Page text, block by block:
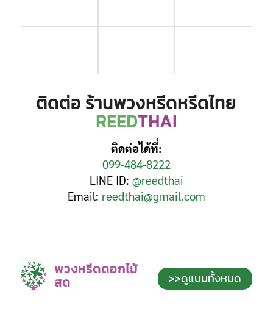
ติดต่อ ร้านพวงหรีดหรีดไทย
REEDTHAI
ติดต่อได้ที่:
099-484-8222
LINE ID: @reedthai
Email: reedthai@gmail.com
พวงหรีดดอกไม้
สด >>ดูแบบทั้งหมด